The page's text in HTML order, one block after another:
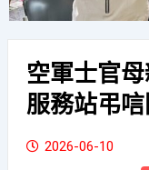
空軍士官
服務站弔
2026-06-10